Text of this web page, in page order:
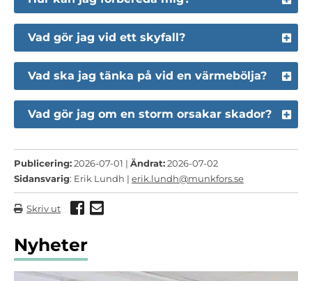
Vad gör jag vid ett skyfall?
Vad ska jag tänka på vid en värmebölja?
Vad gör jag om en storm orsakar skador?
Publicering:2026-07-01 | Ändrat:2026-07-02
Sidansvarig: Erik Lundh | erik.lundh@munkfors.se
Skriv ut Dela via Facebook
Dela via mail
Nyheter